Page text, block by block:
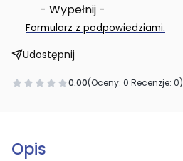
- Wypełnij -
Formularz z podpowiedziami.
Udostępnij
0.00(Oceny: 0 Recenzje: 0)
Opis